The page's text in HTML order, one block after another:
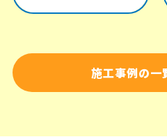
施工事例の一